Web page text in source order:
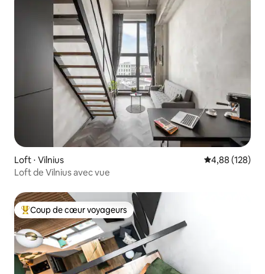
Loft ⋅ Vilnius Évaluation
4,88 (128)
Loft de Vilnius avec vue
Coups de cœur voyageurs les plus appréciés
Coup de cœur voyageurs